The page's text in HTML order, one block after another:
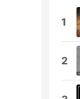
1
2